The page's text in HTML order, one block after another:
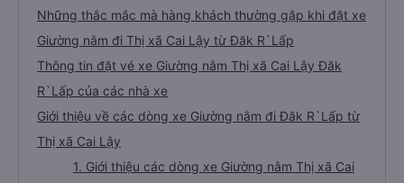
Những thắc mắc mà hàng khách thường gặp khi đặt xe
Giường nằm đi Thị xã Cai Lậy từ Đăk R`Lấp
Thông tin đặt vé xe Giường nằm Thị xã Cai Lậy Đăk
R`Lấp của các nhà xe
Giới thiệu về các dòng xe Giường nằm đi Đăk R`Lấp từ
Thị xã Cai Lậy
1. Giới thiệu các dòng xe Giường nằm Thị xã Cai